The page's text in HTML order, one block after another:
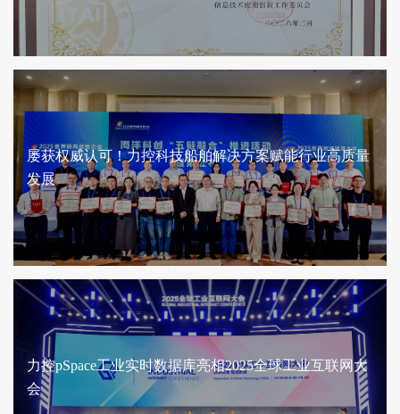
屡获权威认可！力控科技船舶解决方案赋能行业高质量
发展
力控pSpace工业实时数据库亮相2025全球工业互联网大
会